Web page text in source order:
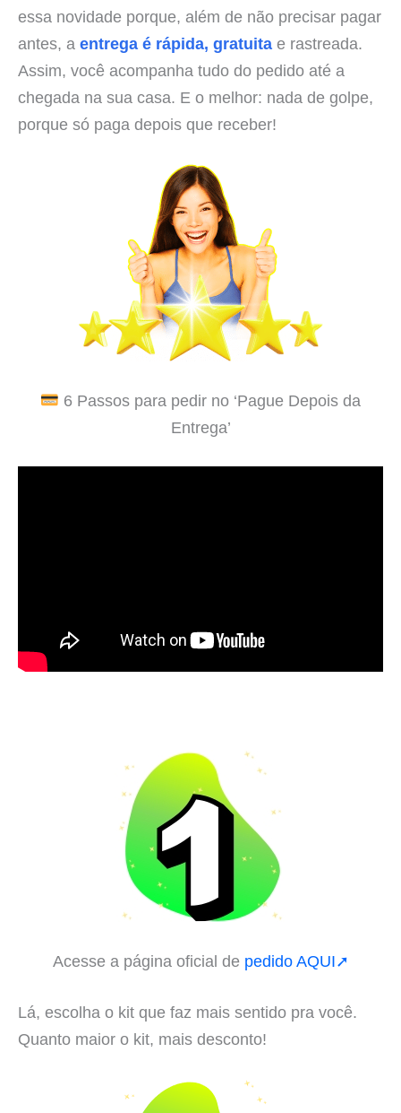
essa novidade porque, além de não precisar pagar
antes, a entrega é rápida, gratuita e rastreada.
Assim, você acompanha tudo do pedido até a
chegada na sua casa. E o melhor: nada de golpe,
porque só paga depois que receber!
6 Passos para pedir no ‘Pague Depois da
Entrega’
Acesse a página oficial de pedido AQUI➚
Lá, escolha o kit que faz mais sentido pra você.
Quanto maior o kit, mais desconto!